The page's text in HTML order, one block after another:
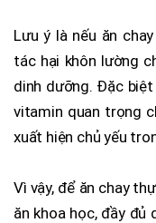
Lưu ý là nếu ăn
tác hại khôn lường
dinh dưỡng. Đặc
vitamin quan trọng
xuất hiện chủ yếu
Vì vậy, để ăn chay
ăn khoa học, đầy đủ